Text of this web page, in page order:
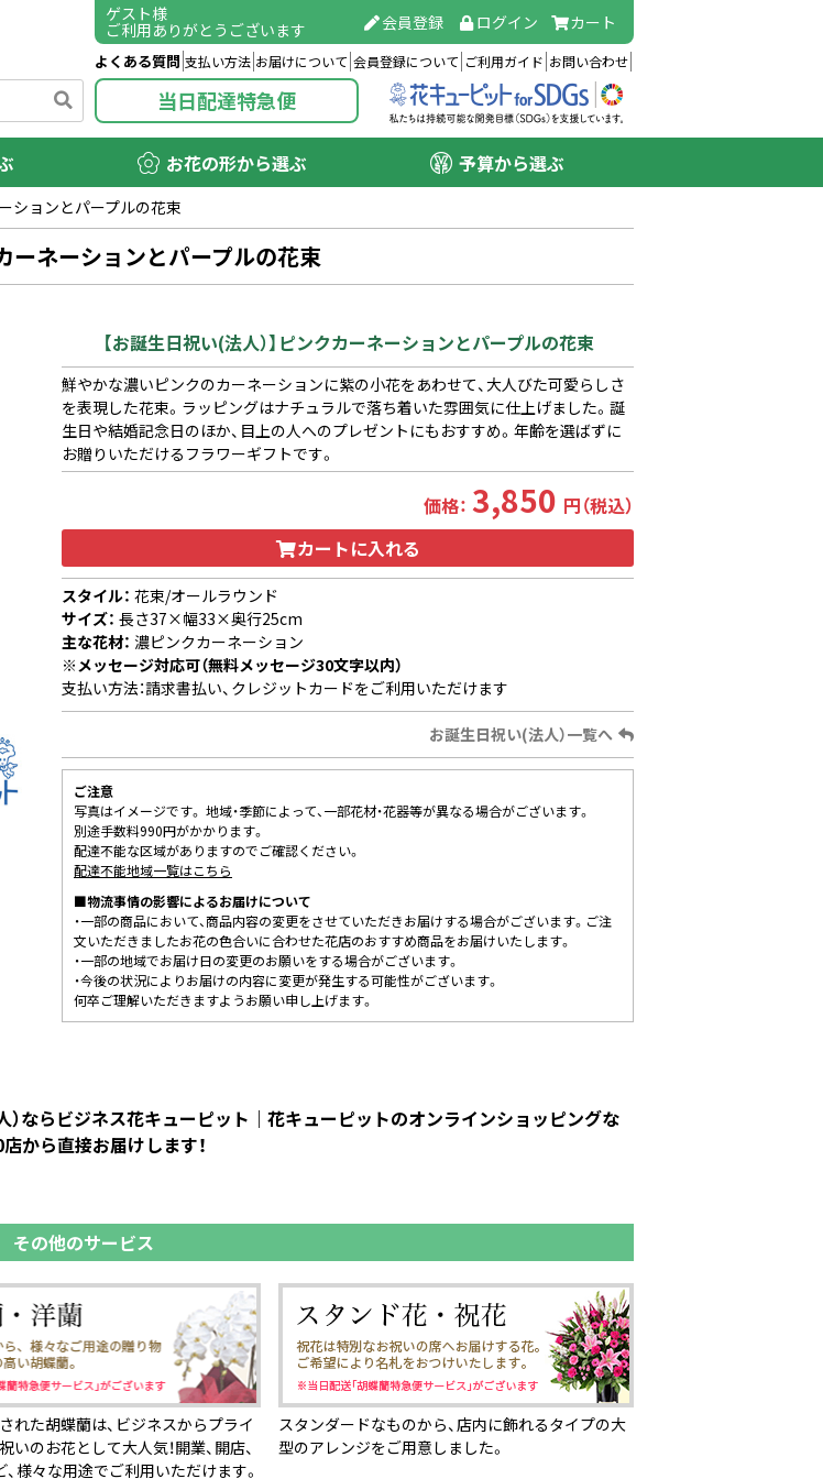
ゲスト様
ご利用ありがとうございます 会員登録 ログイン カート
よくある質問 支払い方法 お届けについて 会員登録について ご利用ガイド お問い合わせ
当日配達特急便
お花の形から選ぶ 予算から選ぶ
ションとパープルの花束
ーネーションとパープルの花束
【お誕生日祝い(法人）】ピンクカーネーションとパープルの花束
鮮やかな濃いピンクのカーネーションに紫の小花をあわせて、大人びた可愛らしさ
を表現した花束。ラッピングはナチュラルで落ち着いた雰囲気に仕上げました。誕
生日や結婚記念日のほか、目上の人へのプレゼントにもおすすめ。年齢を選ばずに
お贈りいただけるフラワーギフトです。
価格： 3,850 円（税込）
カートに入れる
スタイル： 花束/オールラウンド
サイズ： 長さ37×幅33×奥行25cm
主な花材： 濃ピンクカーネーション
※メッセージ対応可（無料メッセージ30文字以内）
支払い方法：請求書払い、クレジットカードをご利用いただけます
お誕生日祝い(法人）一覧へ
ご注意
写真はイメージです。 地域・季節によって、一部花材・花器等が異なる場合がございます。
別途手数料990円がかかります。
配達不能な区域がありますのでご確認ください。
配達不能地域一覧はこちら
■物流事情の影響によるお届けについて
・一部の商品において、商品内容の変更をさせていただきお届けする場合がございます。ご注
文いただきましたお花の色合いに合わせた花店のおすすめ商品をお届けいたします。
・一部の地域でお届け日の変更のお願いをする場合がございます。
・今後の状況によりお届けの内容に変更が発生する可能性がございます。
何卒ご理解いただきますようお願い申し上げます。
ならビジネス花キューピット｜花キューピットのオンラインショッピングな
から直接お届けします！
その他のサービス
れた胡蝶蘭は、ビジネスからプライ
いのお花として大人気！開業、開店、
、様々な用途でご利用いただけます。
スタンダードなものから、店内に飾れるタイプの大
型のアレンジをご用意しました。